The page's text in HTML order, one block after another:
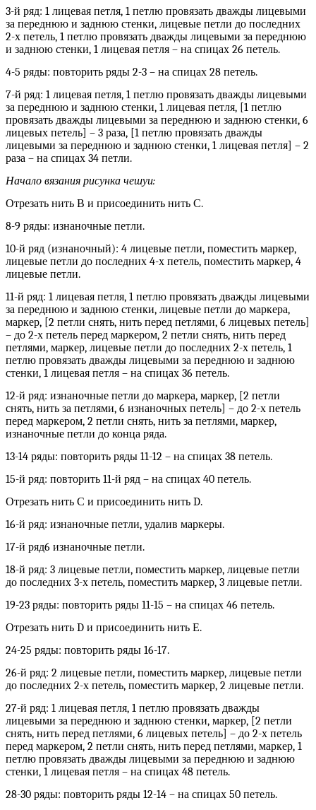
3-й ряд: 1 лицевая петля, 1 петлю провязать дважды лицевыми
за переднюю и заднюю стенки, лицевые петли до последних
2-х петель, 1 петлю провязать дважды лицевыми за переднюю
и заднюю стенки, 1 лицевая петля – на спицах 26 петель.
4-5 ряды: повторить ряды 2-3 – на спицах 28 петель.
7-й ряд: 1 лицевая петля, 1 петлю провязать дважды лицевыми
за переднюю и заднюю стенки, 1 лицевая петля, [1 петлю
провязать дважды лицевыми за переднюю и заднюю стенки, 6
лицевых петель] – 3 раза, [1 петлю провязать дважды
лицевыми за переднюю и заднюю стенки, 1 лицевая петля] – 2
раза – на спицах 34 петли.
Начало вязания рисунка чешуи:
Отрезать нить В и присоединить нить С.
8-9 ряды: изнаночные петли.
10-й ряд (изнаночный): 4 лицевые петли, поместить маркер,
лицевые петли до последних 4-х петель, поместить маркер, 4
лицевые петли.
11-й ряд: 1 лицевая петля, 1 петлю провязать дважды лицевыми
за переднюю и заднюю стенки, лицевые петли до маркера,
маркер, [2 петли снять, нить перед петлями, 6 лицевых петель]
– до 2-х петель перед маркером, 2 петли снять, нить перед
петлями, маркер, лицевые петли до последних 2-х петель, 1
петлю провязать дважды лицевыми за переднюю и заднюю
стенки, 1 лицевая петля – на спицах 36 петель.
12-й ряд: изнаночные петли до маркера, маркер, [2 петли
снять, нить за петлями, 6 изнаночных петель] – до 2-х петель
перед маркером, 2 петли снять, нить за петлями, маркер,
изнаночные петли до конца ряда.
13-14 ряды: повторить ряды 11-12 – на спицах 38 петель.
15-й ряд: повторить 11-й ряд – на спицах 40 петель.
Отрезать нить С и присоединить нить D.
16-й ряд: изнаночные петли, удалив маркеры.
17-й ряд6 изнаночные петли.
18-й ряд: 3 лицевые петли, поместить маркер, лицевые петли
до последних 3-х петель, поместить маркер, 3 лицевые петли.
19-23 ряды: повторить ряды 11-15 – на спицах 46 петель.
Отрезать нить D и присоединить нить Е.
24-25 ряды: повторить ряды 16-17.
26-й ряд: 2 лицевые петли, поместить маркер, лицевые петли
до последних 2-х петель, поместить маркер, 2 лицевые петли.
27-й ряд: 1 лицевая петля, 1 петлю провязать дважды
лицевыми за переднюю и заднюю стенки, маркер, [2 петли
снять, нить перед петлями, 6 лицевых петель] – до 2-х петель
перед маркером, 2 петли снять, нить перед петлями, маркер, 1
петлю провязать дважды лицевыми за переднюю и заднюю
стенки, 1 лицевая петля – на спицах 48 петель.
28-30 ряды: повторить ряды 12-14 – на спицах 50 петель.